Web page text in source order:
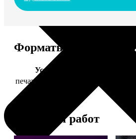
Форматы и цены
Услуга
печать фото 20х20
Примеры работ